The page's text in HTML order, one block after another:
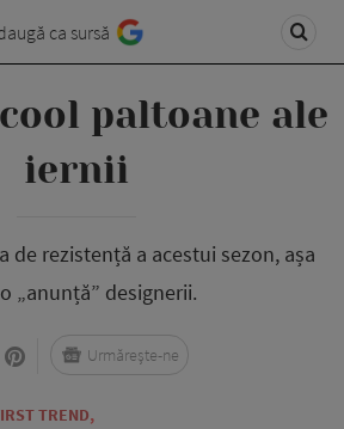
ca sursă
paltoane ale
iernii
de rezistență a acestui sezon, așa
„anunță” designerii.
TREND,
Urmărește-ne